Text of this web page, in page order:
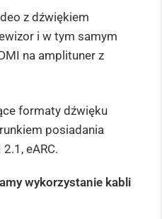
z dźwiękiem
i w tym samym
na amplituner z
formaty dźwięku
posiadania
eARC.
wykorzystanie kabli